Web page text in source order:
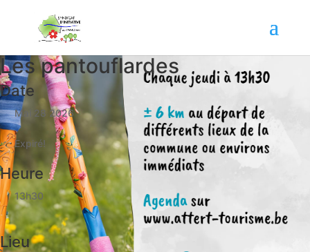
Les pantouflardes
Date
Mai 28 2026
Expiré!
Heure
13h30
Lieu